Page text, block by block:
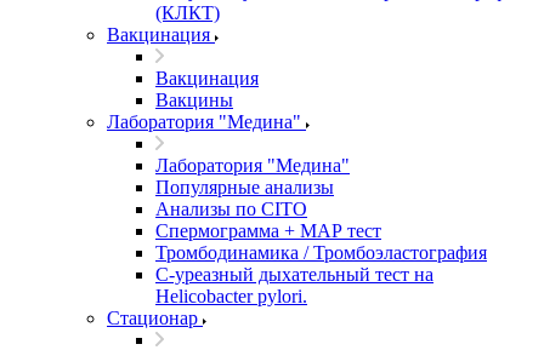
(КЛКТ)
Вакцинация
Вакцинация
Вакцины
Лаборатория "Медина"
Лаборатория "Медина"
Популярные анализы
Анализы по CITO
Спермограмма + МАР тест
Тромбодинамика / Тромбоэластография
С-уреазный дыхательный тест на
Helicobacter pylori.
Стационар